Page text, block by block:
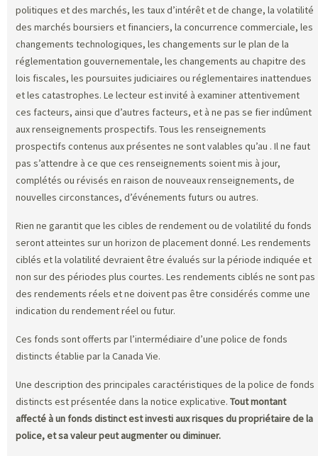
politiques et des marchés, les taux d’intérêt et de change, la volatilité
des marchés boursiers et financiers, la concurrence commerciale, les
changements technologiques, les changements sur le plan de la
réglementation gouvernementale, les changements au chapitre des
lois fiscales, les poursuites judiciaires ou réglementaires inattendues
et les catastrophes. Le lecteur est invité à examiner attentivement
ces facteurs, ainsi que d’autres facteurs, et à ne pas se fier indûment
aux renseignements prospectifs. Tous les renseignements
prospectifs contenus aux présentes ne sont valables qu’au . Il ne faut
pas s’attendre à ce que ces renseignements soient mis à jour,
complétés ou révisés en raison de nouveaux renseignements, de
nouvelles circonstances, d’événements futurs ou autres.
Rien ne garantit que les cibles de rendement ou de volatilité du fonds
seront atteintes sur un horizon de placement donné. Les rendements
ciblés et la volatilité devraient être évalués sur la période indiquée et
non sur des périodes plus courtes. Les rendements ciblés ne sont pas
des rendements réels et ne doivent pas être considérés comme une
indication du rendement réel ou futur.
Ces fonds sont offerts par l’intermédiaire d’une police de fonds
distincts établie par la Canada Vie.
Une description des principales caractéristiques de la police de fonds
distincts est présentée dans la notice explicative. Tout montant
affecté à un fonds distinct est investi aux risques du propriétaire de la
police, et sa valeur peut augmenter ou diminuer.